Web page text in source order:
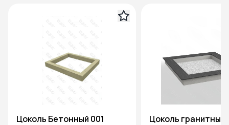
Цоколь Бетонный 001 Цоколь гранитный